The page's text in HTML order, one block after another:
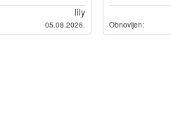
lily
05.08.2026. Obnovljen: